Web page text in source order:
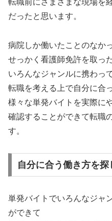
転職前にさまざまな現場を
だったと思います。
病院しか働いたことのなか
せっかく看護師免許を取っ
いろんなジャンルに携わっ
転職を考える上で自分に合
様々な単発バイトを実際に
確認することができて転職
す。
自分に合う働き方を探
単発バイトでいろんなジャ
ができて